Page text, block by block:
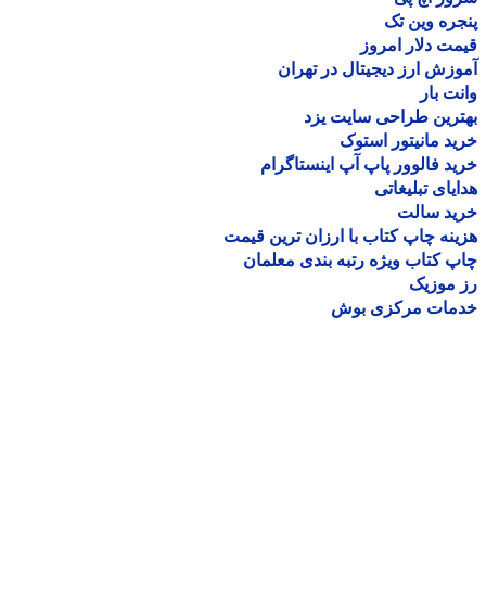
وین تک
دلار امروز
ارز دیجیتال در تهران
بار
طراحی سایت یزد
مانیتور استوک
فالوور پاپ آپ اینستاگرام
تبلیغاتی
سالت
چاپ کتاب با ارزان ترین قیمت
کتاب ویژه رتبه بندی معلمان
موزیک
مرکزی بوش